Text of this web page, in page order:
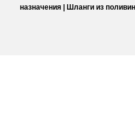
назначения| Шланги из